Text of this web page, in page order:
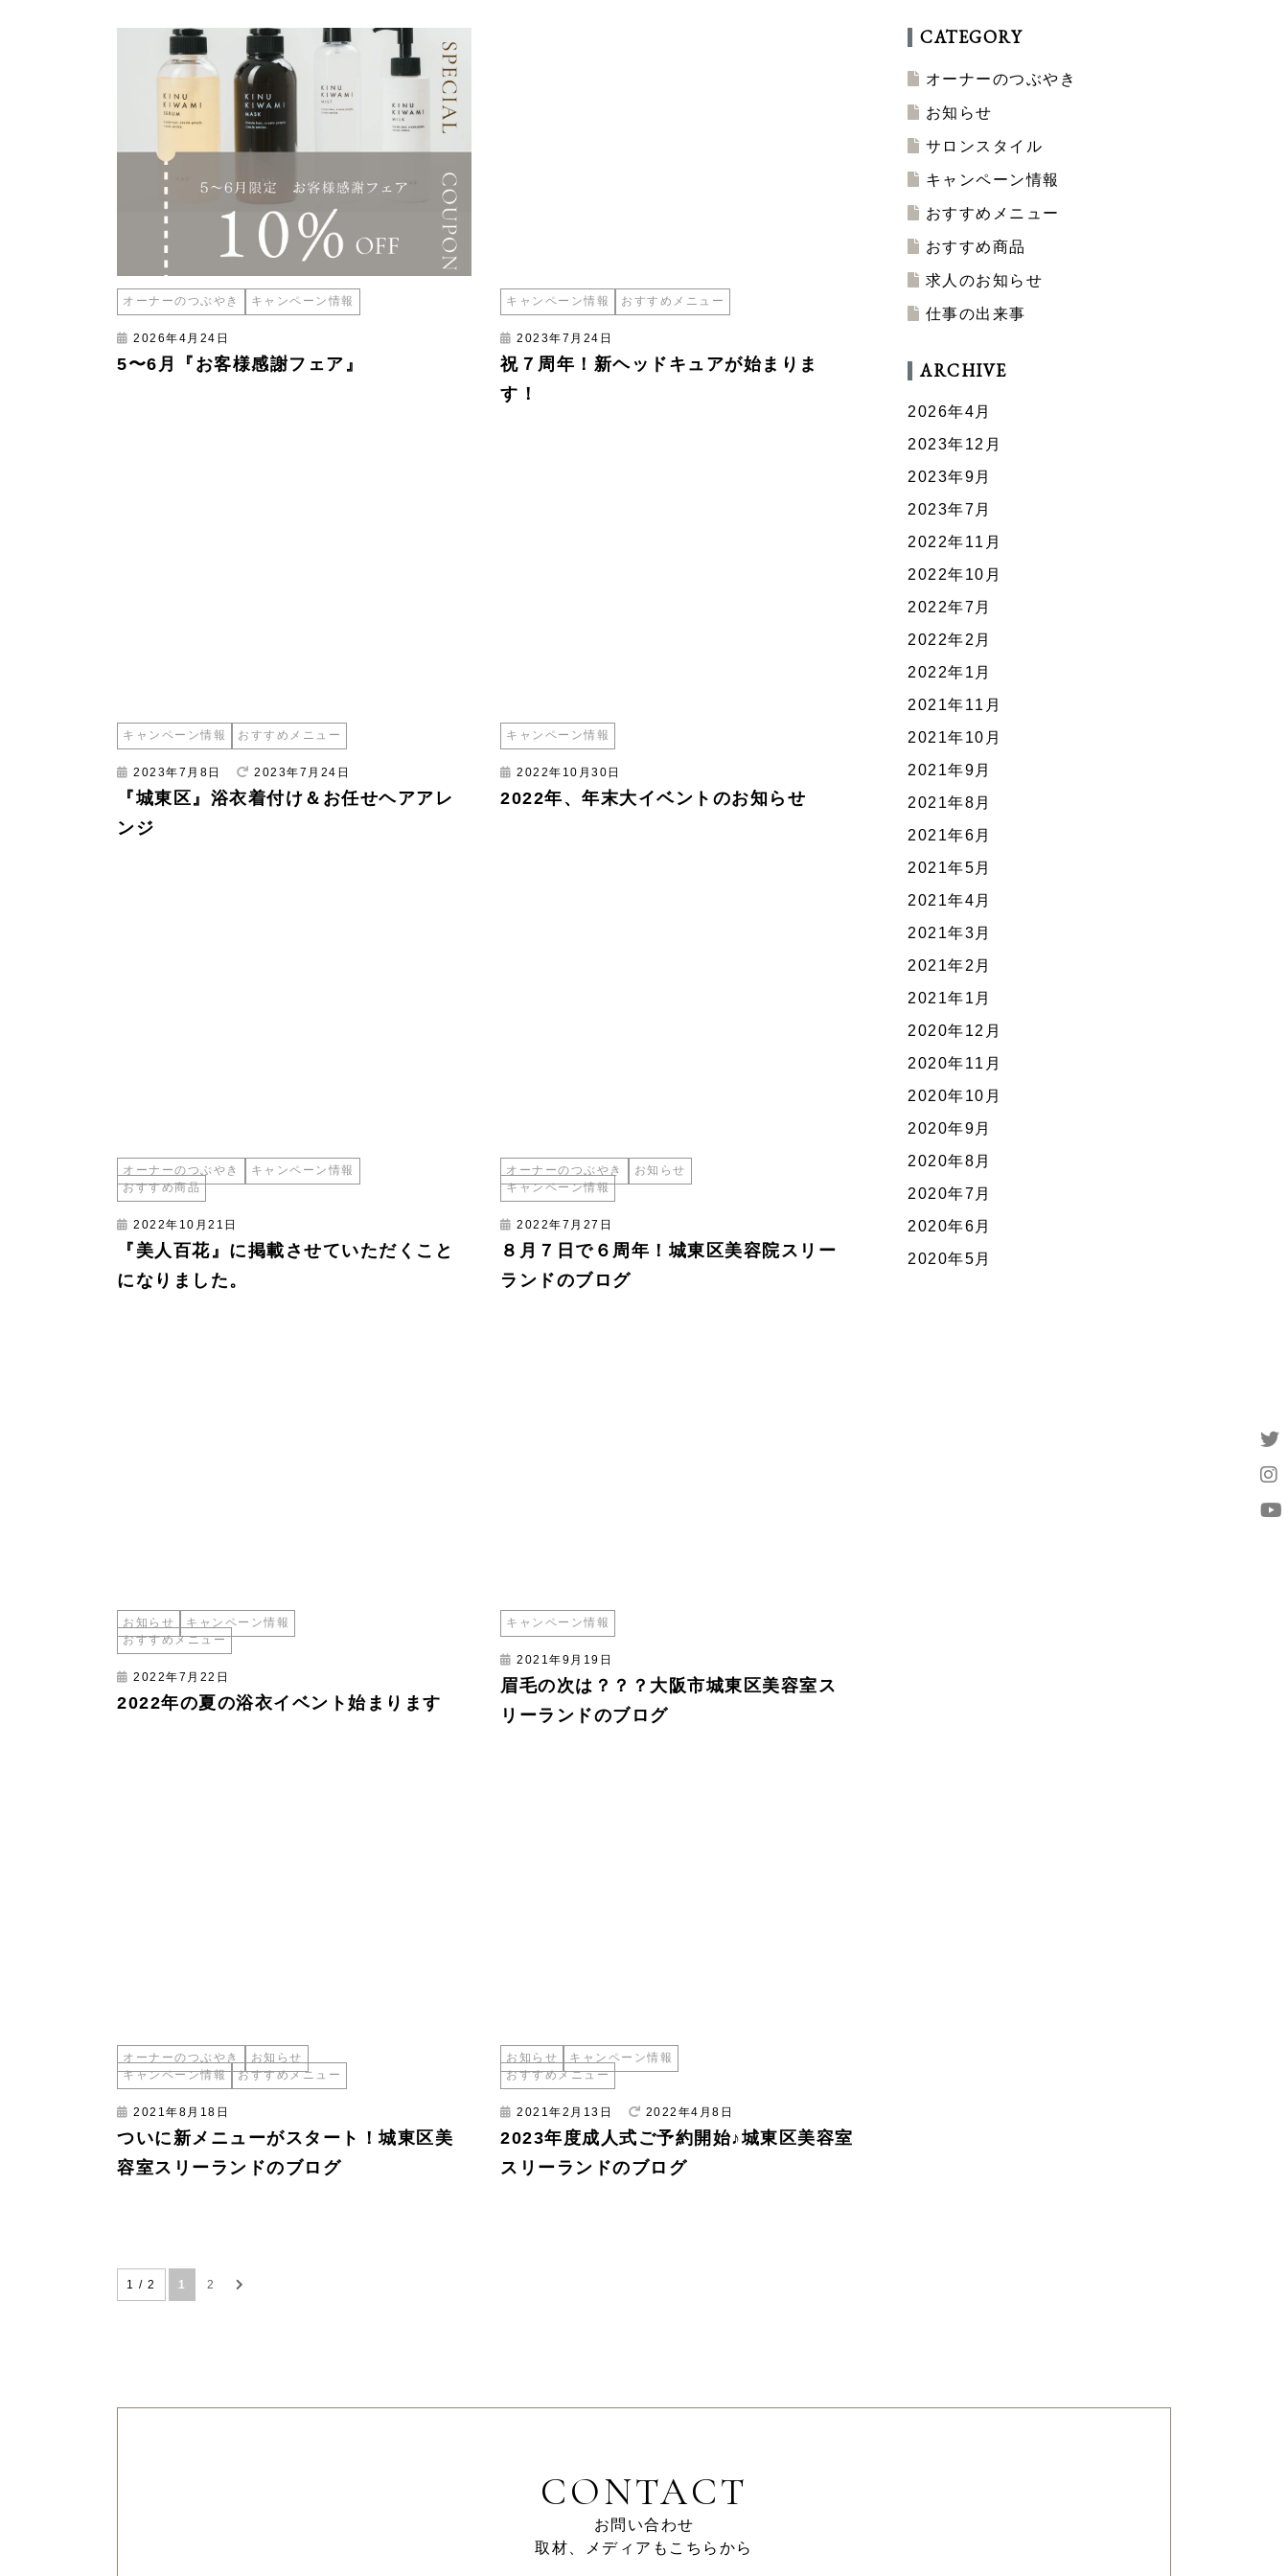
オーナーのつぶやき キャンペーン情報
2026年4月24日
5〜6月『お客様感謝フェア』
キャンペーン情報 おすすめメニュー
2023年7月24日
祝７周年！新ヘッドキュアが始まりま
す！
キャンペーン情報 おすすめメニュー
2023年7月8日 2023年7月24日
『城東区』浴衣着付け＆お任せヘアアレ
ンジ
キャンペーン情報
2022年10月30日
2022年、年末大イベントのお知らせ
オーナーのつぶやき
キャンペーン情報
おすすめ商品
2022年10月21日
『美人百花』に掲載させていただくこと
になりました。
オーナーのつぶやき
お知らせ
キャンペーン情報
2022年7月27日
８月７日で６周年！城東区美容院スリー
ランドのブログ
お知らせ
キャンペーン情報
おすすめメニュー
2022年7月22日
2022年の夏の浴衣イベント始まります
キャンペーン情報
2021年9月19日
眉毛の次は？？？大阪市城東区美容室ス
リーランドのブログ
オーナーのつぶやき
お知らせ
キャンペーン情報
おすすめメニュー
2021年8月18日
ついに新メニューがスタート！城東区美
容室スリーランドのブログ
お知らせ
キャンペーン情報
おすすめメニュー
2021年2月13日 2022年4月8日
2023年度成人式ご予約開始♪城東区美容室
スリーランドのブログ
1 / 2 1 2
CATEGORY
オーナーのつぶやき
お知らせ
サロンスタイル
キャンペーン情報
おすすめメニュー
おすすめ商品
求人のお知らせ
仕事の出来事
ARCHIVE
2026年4月
2023年12月
2023年9月
2023年7月
2022年11月
2022年10月
2022年7月
2022年2月
2022年1月
2021年11月
2021年10月
2021年9月
2021年8月
2021年6月
2021年5月
2021年4月
2021年3月
2021年2月
2021年1月
2020年12月
2020年11月
2020年10月
2020年9月
2020年8月
2020年7月
2020年6月
2020年5月
CONTACT
お問い合わせ
取材、メディアもこちらから